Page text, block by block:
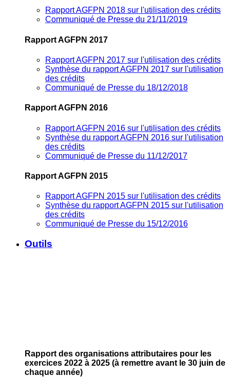
Rapport AGFPN 2018 sur l'utilisation des crédits
Communiqué de Presse du 21/11/2019
Rapport AGFPN 2017
Rapport AGFPN 2017 sur l'utilisation des crédits
Synthèse du rapport AGFPN 2017 sur l'utilisation
des crédits
Communiqué de Presse du 18/12/2018
Rapport AGFPN 2016
Rapport AGFPN 2016 sur l'utilisation des crédits
Synthèse du rapport AGFPN 2016 sur l'utilisation
des crédits
Communiqué de Presse du 11/12/2017
Rapport AGFPN 2015
Rapport AGFPN 2015 sur l'utilisation des crédits
Synthèse du rapport AGFPN 2015 sur l'utilisation
des crédits
Communiqué de Presse du 15/12/2016
Outils
Rapport des organisations attributaires pour les
exercices 2022 à 2025 (à remettre avant le 30 juin de
chaque année)